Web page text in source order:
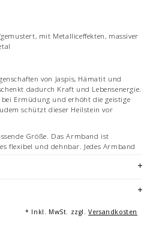
mit Metalliceffekten, massiver
von Jaspis, Hämatit und
dadurch Kraft und Lebensenergie.
Ermüdung und erhöht die geistige
schützt dieser Heilstein vor
Größe. Das Armband ist
flexibel und dehnbar. Jedes Armband
Einzelelemente der Armbänder.
persönlichen Endgerät können dazu
* Inkl. MwSt. zzgl.Versandkosten